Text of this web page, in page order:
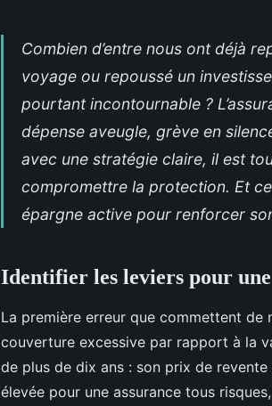
Combien d’entre nous ont déjà
voyage ou repoussé un
pourtant incontournable ?
dépense aveugle, grève en
avec une stratégie claire, il est
compromettre la protection. Et
épargne active pour renforcer
Identifier les leviers pour
La première erreur que commettent de
couverture excessive par rapport à la
de plus de dix ans : son prix de
élevée pour une assurance tous